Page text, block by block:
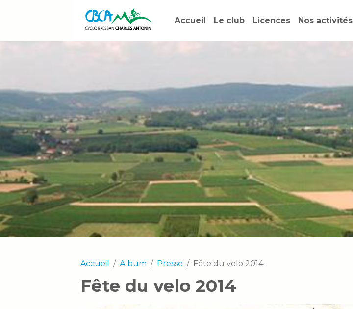
Accueil Le club Licences Nos activités
Accueil Album Presse Fête du velo 2014
Fête du velo 2014